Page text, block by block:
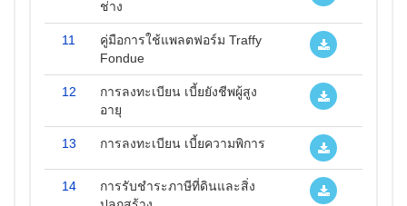
ช่าง
11
คู่มือการใช้แพลตฟอร์ม Traffy
Fondue
12
การลงทะเบียน เบี้ยยังชีพผู้สูง
อายุ
13 การลงทะเบียน เบี้ยความพิการ
14
การรับชำระภาษีที่ดินและสิ่ง